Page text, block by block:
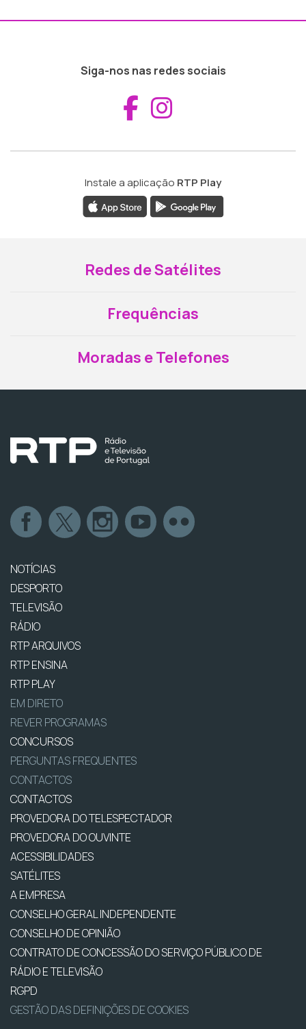
Siga-nos nas redes sociais
Aceder ao
Instale a aplicação RTP Play
Redes de Satélites
Frequências
Moradas e Telefones
NOTÍCIAS
DESPORTO
TELEVISÃO
RÁDIO
RTP ARQUIVOS
RTP ENSINA
RTP PLAY
EM DIRETO
REVER PROGRAMAS
CONCURSOS
PERGUNTAS FREQUENTES
CONTACTOS
CONTACTOS
PROVEDORA DO TELESPECTADOR
PROVEDORA DO OUVINTE
ACESSIBILIDADES
SATÉLITES
A EMPRESA
CONSELHO GERAL INDEPENDENTE
CONSELHO DE OPINIÃO
CONTRATO DE CONCESSÃO DO SERVIÇO PÚBLICO DE
RÁDIO E TELEVISÃO
RGPD
GESTÃO DAS DEFINIÇÕES DE COOKIES